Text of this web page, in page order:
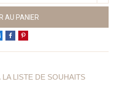
AU PANIER
LISTE DE SOUHAITS